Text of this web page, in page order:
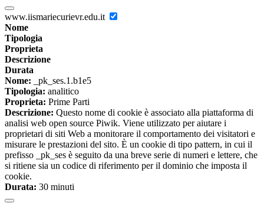
www.iismariecurievr.edu.it
Nome
Tipologia
Proprieta
Descrizione
Durata
Nome: _pk_ses.1.b1e5
Tipologia: analitico
Proprieta: Prime Parti
Descrizione: Questo nome di cookie è associato alla piattaforma di
analisi web open source Piwik. Viene utilizzato per aiutare i
proprietari di siti Web a monitorare il comportamento dei visitatori e
misurare le prestazioni del sito. È un cookie di tipo pattern, in cui il
prefisso _pk_ses è seguito da una breve serie di numeri e lettere, che
si ritiene sia un codice di riferimento per il dominio che imposta il
cookie.
Durata: 30 minuti